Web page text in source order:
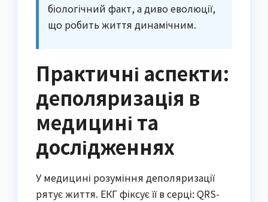
біологічний факт, а диво еволюції,
що робить життя динамічним.
Практичні аспекти:
деполяризація в
медицині та
дослідженнях
У медицині розуміння деполяризації
рятує життя. ЕКГ фіксує її в серці: QRS-